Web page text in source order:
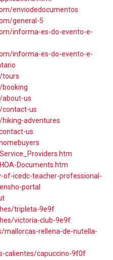
enviodedocumentos
general-5
informa-es-do-evento-e-
informa-es-do-evento-e-
tours
us
us
adventures
us
Documents.htm
of-icedc-teacher-professional-
portal
tripleta-9e9f
victoria-club-9e9f
rellena-de-nutella-
calientes/capuccino-9f0f